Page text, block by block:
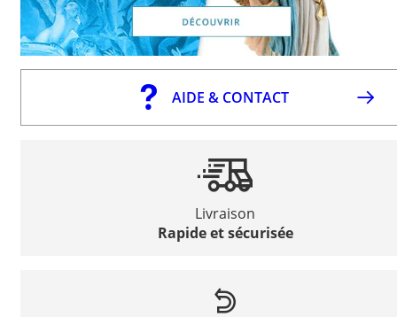
AIDE & CONTACT
Livraison
Rapide et sécurisée